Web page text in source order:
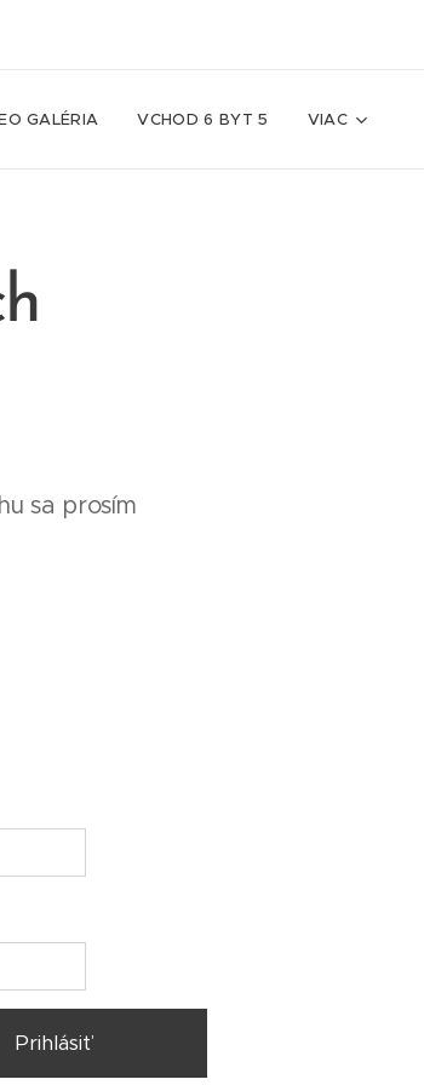
GALÉRIA VCHOD 6 BYT 5 VIAC
sa prosím
Prihlásiť